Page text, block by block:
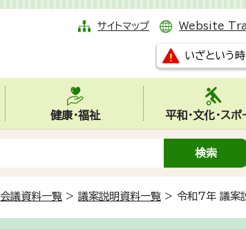
サイトマップ Website
いざという
健康・福祉 平和・文化・スポ
会議資料一覧 > 議案説明資料一覧 > 令和7年 議案